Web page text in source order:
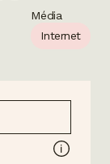
Média
Internet